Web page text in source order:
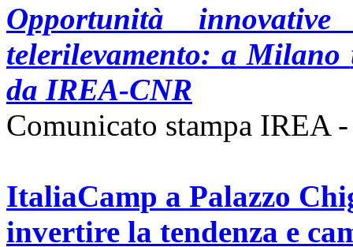
Opportunità
telerilevamento: a Milano
da IREA-CNR
Comunicato stampa IREA
ItaliaCamp a Palazzo
invertire la tendenza e